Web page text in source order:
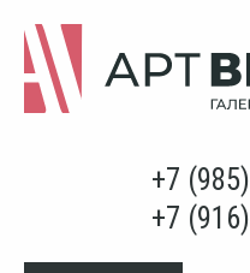
+7 (985)
+7 (916)